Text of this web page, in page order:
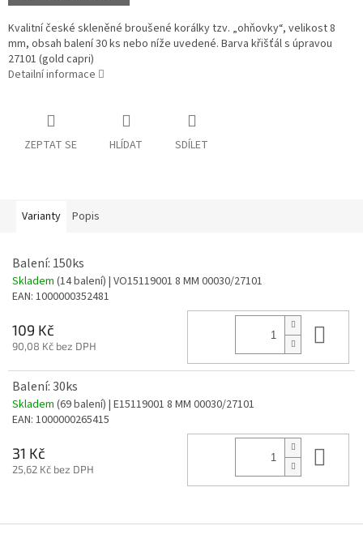
Kvalitní české skleněné broušené korálky tzv. „ohňovky“, velikost 8
mm, obsah balení 30 ks nebo níže uvedené. Barva křišťál s úpravou
27101 (gold capri)
Detailní informace
ZEPTAT SE HLÍDAT SDÍLET
Varianty Popis
Balení: 150ks
Skladem (14 balení) | VO15119001 8 MM 00030/27101
EAN: 1000000352481
109 Kč
90,08 Kč bez DPH
Balení: 30ks
Skladem (69 balení) | E15119001 8 MM 00030/27101
EAN: 1000000265415
31 Kč
25,62 Kč bez DPH